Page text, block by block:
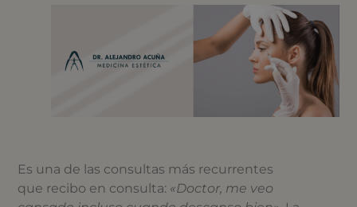
Es una de las consultas más recurrentes
que recibo en consulta: «Doctor, me veo